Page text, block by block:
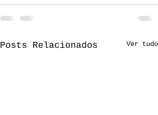
Posts Relacionados Ver tudo